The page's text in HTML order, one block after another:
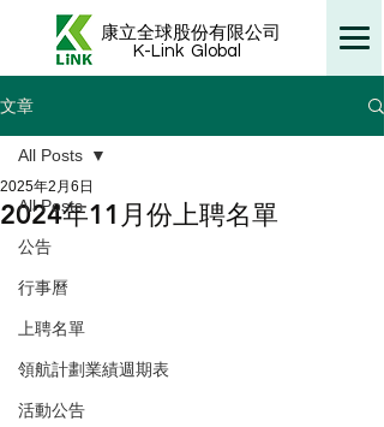
康立全球股份有限公司
K-Link Global
文章
All Posts
公告
行事曆
上聘名單
領航計劃業績週期表
活動公告
All Posts
2024年11月份上聘名單
2025年2月6日